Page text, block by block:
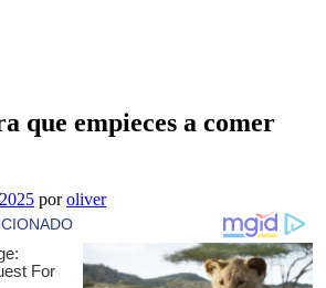
que empieces a comer
poroliver